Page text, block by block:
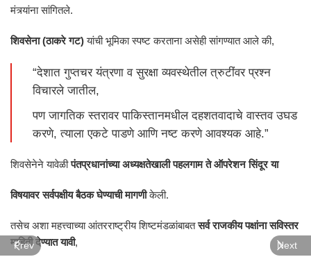
मंत्र्यांना सांगितले.
शिवसेना (ठाकरे गट)यांची भूमिका स्पष्ट करताना असेही सांगण्यात आले की,
“देशात गुप्तचर यंत्रणा व सुरक्षा व्यवस्थेतील त्रुटींवर प्रश्न
विचारले जातील,
पण जागतिक स्तरावर पाकिस्तानमधील दहशतवादाचे वास्तव उघड
करणे, त्याला एकटे पाडणे आणि नष्ट करणे आवश्यक आहे.”
शिवसेनेने यावेळीपंतप्रधानांच्या अध्यक्षतेखाली पहलगाम ते ऑपरेशन सिंदूर या
विषयावर सर्वपक्षीय बैठक घेण्याची मागणीकेली.
तसेच अशा महत्त्वाच्या आंतरराष्ट्रीय शिष्टमंडळांबाबतसर्व राजकीय पक्षांना सविस्तर
माहिती देण्यात यावी,
Prev Next